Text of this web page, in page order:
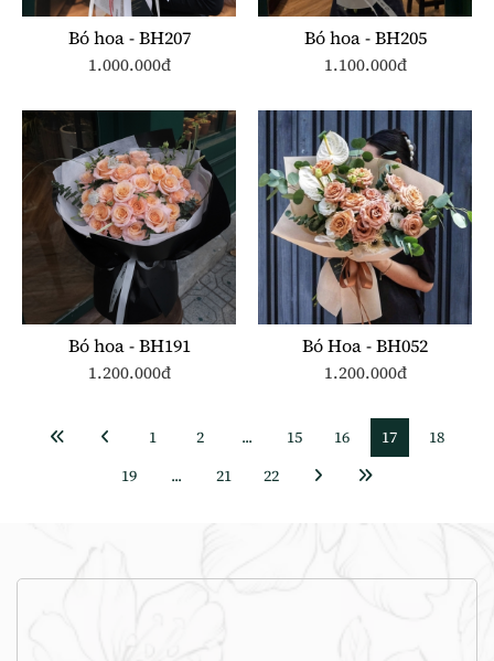
Bó hoa - BH207
1.000.000đ
Bó hoa - BH205
1.100.000đ
Bó hoa - BH191
1.200.000đ
Bó Hoa - BH052
1.200.000đ
1 2 ... 15 16 17
18
19
... 21 22